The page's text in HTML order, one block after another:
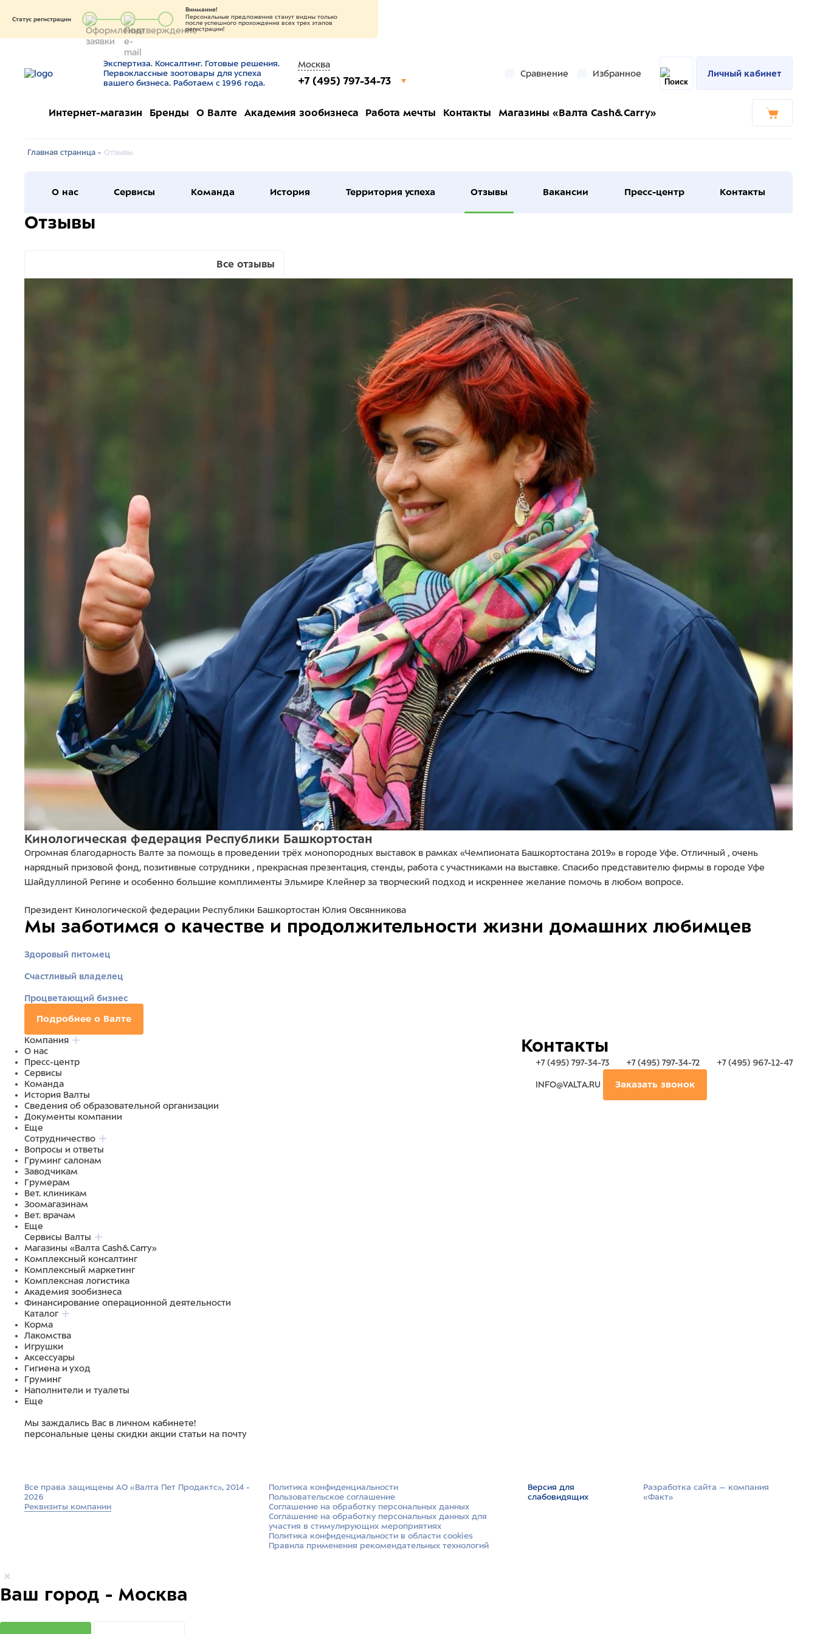
Статус регистрации
Внимание!
Персональные предложения станут видны только
после успешного прохождения всех трех этапов
регистрации!
Экспертиза. Консалтинг. Готовые решения.
Первоклассные зоотовары для успеха
вашего бизнеса. Работаем с 1996 года.
Москва
+7 (495) 797-34-73
Сравнение Избранное Личный кабинет
Интернет-магазин Бренды О Валте Академия зообизнеса Работа мечты Контакты Магазины «Валта Cash&Carry»
Главная страница - Отзывы
О нас Сервисы Команда История Территория успеха Отзывы Вакансии Пресс-центр Контакты
Отзывы
Все отзывы
Кинологическая федерация Республики Башкортостан
Огромная благодарность Валте за помощь в проведении трёх монопородных выставок в рамках «Чемпионата Башкортостана 2019» в городе Уфе. Отличный , очень
нарядный призовой фонд, позитивные сотрудники , прекрасная презентация, стенды, работа с участниками на выставке. Спасибо представителю фирмы в городе Уфе
Шайдуллиной Регине и особенно большие комплименты Эльмире Клейнер за творческий подход и искреннее желание помочь в любом вопросе.
Президент Кинологической федерации Республики Башкортостан Юлия Овсянникова
Мы заботимся о качестве и продолжительности жизни домашних любимцев
Здоровый питомец
Счастливый владелец
Процветающий бизнес
Подробнее о Валте
Компания
О нас
Пресс-центр
Сервисы
Команда
История Валты
Сведения об образовательной организации
Документы компании
Еще
Сотрудничество
Вопросы и ответы
Груминг салонам
Заводчикам
Грумерам
Вет. клиникам
Зоомагазинам
Вет. врачам
Еще
Сервисы Валты
Магазины «Валта Cash&Carry»
Комплексный консалтинг
Комплексный маркетинг
Комплексная логистика
Академия зообизнеса
Финансирование операционной деятельности
Каталог
Корма
Лакомства
Игрушки
Аксессуары
Гигиена и уход
Груминг
Наполнители и туалеты
Еще
Мы заждались Вас в личном кабинете!
персональные цены скидки акции статьи на почту
Контакты
+7 (495) 797-34-73 +7 (495) 797-34-72 +7 (495) 967-12-47
INFO@VALTA.RU Заказать звонок
Все права защищены АО «Валта Пет Продактс», 2014 -
2026
Реквизиты компании
Политика конфиденциальности
Пользовательское соглашение
Соглашение на обработку персональных данных
Соглашение на обработку персональных данных для
участия в стимулирующих мероприятиях
Политика конфиденциальности в области cookies
Правила применения рекомендательных технологий
Версия для
слабовидящих
Разработка сайта –­ компания
«Факт»
Ваш город - Москва